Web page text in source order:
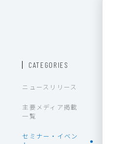
CATEGORIES
ニュースリリース
主要メディア掲載
一覧
セミナー・イベン